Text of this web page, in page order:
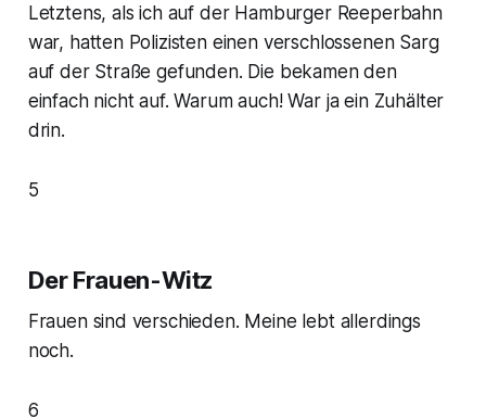
Letztens, als ich auf der Hamburger Reeperbahn
war, hatten Polizisten einen verschlossenen Sarg
auf der Straße gefunden. Die bekamen den
einfach nicht auf. Warum auch! War ja ein Zuhälter
drin.
5
Der Frauen-Witz
Frauen sind verschieden. Meine lebt allerdings
noch.
6